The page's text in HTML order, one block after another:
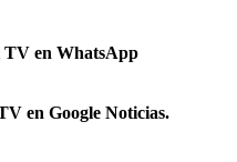
TV en WhatsApp
en Google Noticias.